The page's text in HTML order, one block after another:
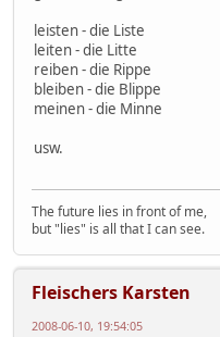
leisten - die Liste
leiten - die Litte
reiben - die Rippe
bleiben - die Blippe
meinen - die Minne
usw.
The future lies in front of me,
but "lies" is all that I can see.
Fleischers Karsten
2008-06-10, 19:54:05